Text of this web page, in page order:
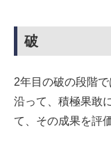
破
2年目の破の段階
沿って、積極果敢
て、その成果を評